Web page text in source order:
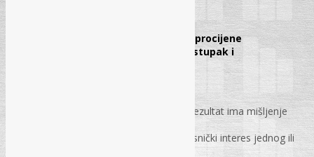
Opšti okvir međunarodnih standarda procijene
(vrednovanja) – pripremne radnje, postupak i
Vrednovanje je postupak koji kao krajnji rezultat ima mišljenje
vrijednosti preduzeća koja predstavlja vlasnički interes jednog ili